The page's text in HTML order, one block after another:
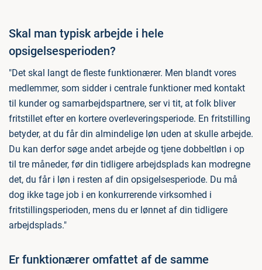
Skal man typisk arbejde i hele
opsigelsesperioden?
"Det skal langt de fleste funktionærer. Men blandt vores
medlemmer, som sidder i centrale funktioner med kontakt
til kunder og samarbejdspartnere, ser vi tit, at folk bliver
fritstillet efter en kortere overleveringsperiode. En fritstilling
betyder, at du får din almindelige løn uden at skulle arbejde.
Du kan derfor søge andet arbejde og tjene dobbeltløn i op
til tre måneder, før din tidligere arbejdsplads kan modregne
det, du får i løn i resten af din opsigelsesperiode. Du må
dog ikke tage job i en konkurrerende virksomhed i
fritstillingsperioden, mens du er lønnet af din tidligere
arbejdsplads."
Er funktionærer omfattet af de samme